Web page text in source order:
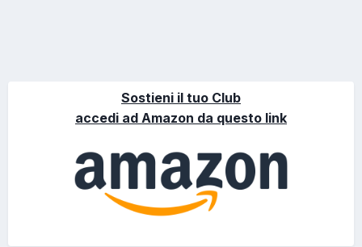
Sostieni il tuo Club
accedi ad Amazon da questo link